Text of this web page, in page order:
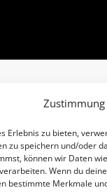
Erlebnis zu bieten,
zu speichern und/oder
können wir Daten
Wenn du
bestimmte Merkmale